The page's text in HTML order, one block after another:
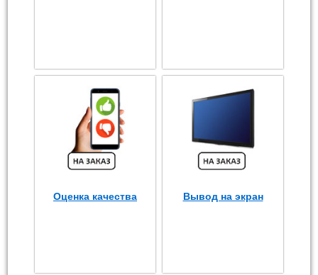
Оценка качества Вывод на экран